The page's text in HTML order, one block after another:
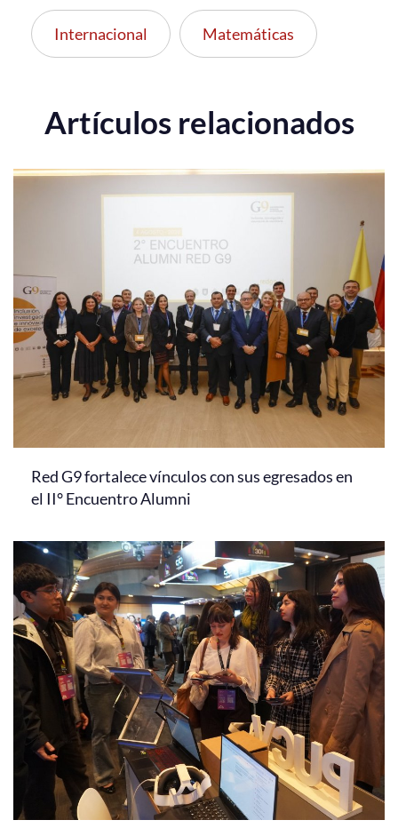
Internacional Matemáticas
Artículos relacionados
Red G9 fortalece vínculos con sus egresados en
el II° Encuentro Alumni